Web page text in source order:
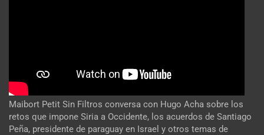
Maibort Petit Sin Filtros conversa con Hugo Acha sobre los
retos que impone Siria a Occidente, los acuerdos de Santiago
Peña, presidente de paraguay en Israel y otros temas de